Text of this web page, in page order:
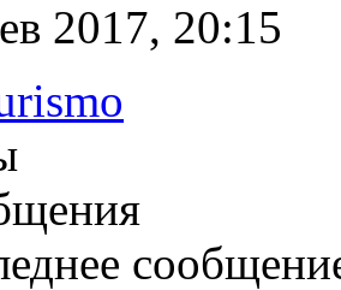
2017, 20:15